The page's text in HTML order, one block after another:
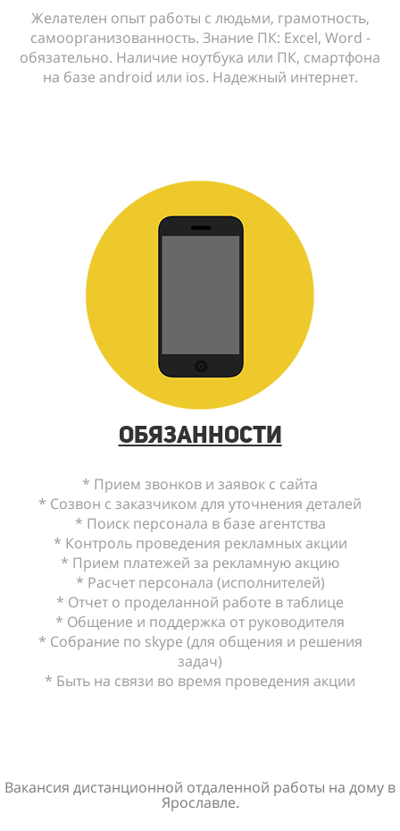
Желателен опыт работы с людьми, грамотность,
самоорганизованность. Знание ПК: Еxcel, Word -
обязательно. Наличие ноутбука или ПК, смартфона
на базе android или ios. Надежный интернет.
Обязанности
* Прием звонков и заявок с сайта
* Созвон с заказчиком для уточнения деталей
* Поиск персонала в базе агентства
* Контроль проведения рекламных акции
* Прием платежей за рекламную акцию
* Расчет персонала (исполнителей)
* Отчет о проделанной работе в таблице
* Общение и поддержка от руководителя
* Собрание по skype (для общения и решения
задач)
* Быть на связи во время проведения акции
Вакансия дистанционной отдаленной работы на дому в
Ярославле.